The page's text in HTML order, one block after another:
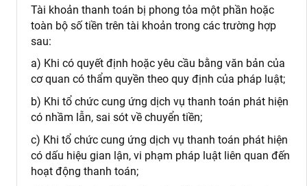
Tài khoản thanh toán bị phong tỏa một phần hoặc
toàn bộ số tiền trên tài khoản trong các trường hợp
sau:
a) Khi có quyết định hoặc yêu cầu bằng văn bản của
cơ quan có thẩm quyền theo quy định của pháp luật;
b) Khi tổ chức cung ứng dịch vụ thanh toán phát hiện
có nhầm lẫn, sai sót về chuyển tiền;
c) Khi tổ chức cung ứng dịch vụ thanh toán phát hiện
có dấu hiệu gian lận, vi phạm pháp luật liên quan đến
hoạt động thanh toán;